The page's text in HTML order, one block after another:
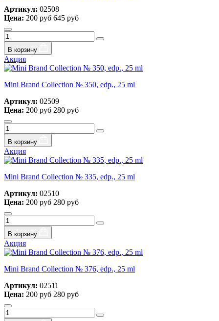
Артикул: 02508
Цена: 200 руб 645 руб
В корзину
Акция
Mini Brand Collection № 350, edp., 25 ml
Артикул: 02509
Цена: 200 руб 280 руб
В корзину
Акция
Mini Brand Collection № 335, edp., 25 ml
Артикул: 02510
Цена: 200 руб 280 руб
В корзину
Акция
Mini Brand Collection № 376, edp., 25 ml
Артикул: 02511
Цена: 200 руб 280 руб